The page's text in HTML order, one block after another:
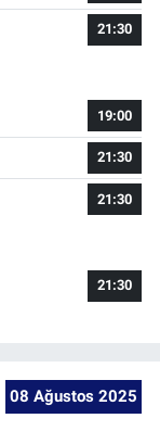
21:30
19:00
21:30
21:30
21:30
08 Ağustos 2025